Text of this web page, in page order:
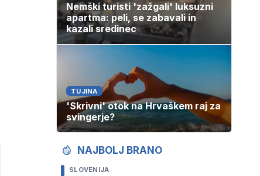
Nemški turisti 'zažgali' luksuzni
apartma: peli, se zabavali in
kazali sredinec
TUJINA
'Skrivni' otok na Hrvaškem raj za
svingerje?
NAJBOLJ BRANO
SLOVENIJA